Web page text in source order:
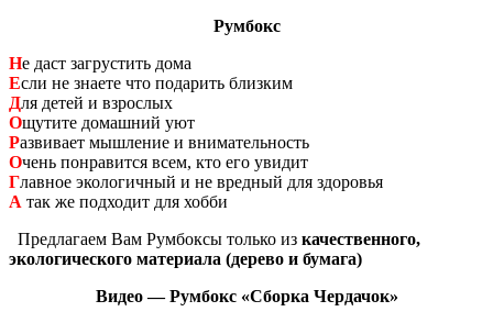
Румбокс
Не даст загрустить дома
Если не знаете что подарить близким
Для детей и взрослых
Ощутите домашний уют
Развивает мышление и внимательность
Очень понравится всем, кто его увидит
Главное экологичный и не вредный для здоровья
А так же подходит для хобби
Предлагаем Вам Румбоксы только из качественного,
экологического материала (дерево и бумага)
Видео — Румбокс «Сборка Чердачок»